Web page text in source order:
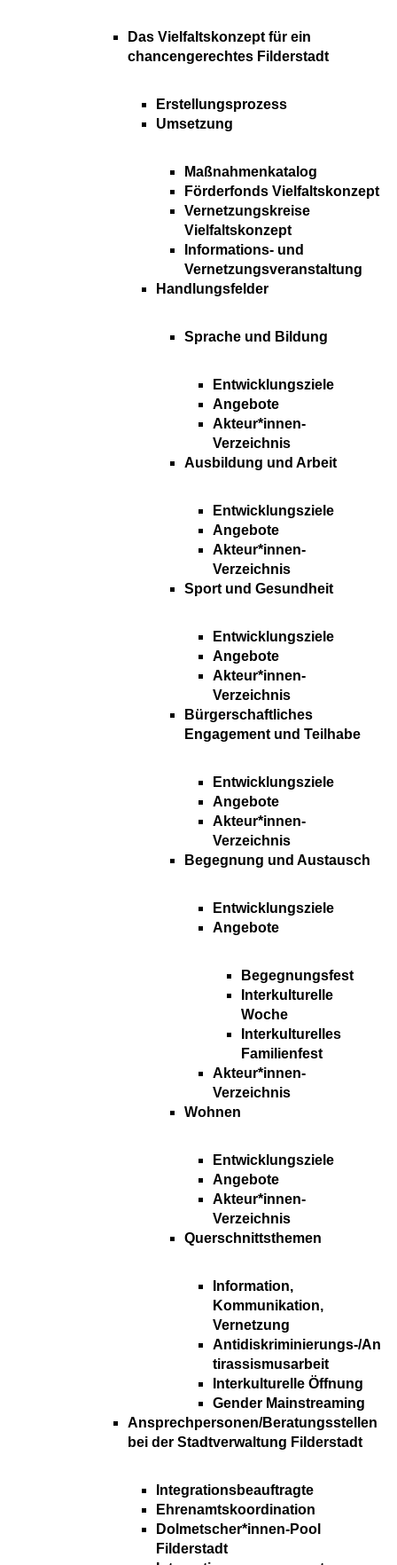
Das Vielfaltskonzept für ein
chancengerechtes Filderstadt
Erstellungsprozess
Umsetzung
Maßnahmenkatalog
Förderfonds Vielfaltskonzept
Vernetzungskreise
Vielfaltskonzept
Informations- und
Vernetzungsveranstaltung
Handlungsfelder
Sprache und Bildung
Entwicklungsziele
Angebote
Akteur*innen-
Verzeichnis
Ausbildung und Arbeit
Entwicklungsziele
Angebote
Akteur*innen-
Verzeichnis
Sport und Gesundheit
Entwicklungsziele
Angebote
Akteur*innen-
Verzeichnis
Bürgerschaftliches
Engagement und Teilhabe
Entwicklungsziele
Angebote
Akteur*innen-
Verzeichnis
Begegnung und Austausch
Entwicklungsziele
Angebote
Begegnungsfest
Interkulturelle
Woche
Interkulturelles
Familienfest
Akteur*innen-
Verzeichnis
Wohnen
Entwicklungsziele
Angebote
Akteur*innen-
Verzeichnis
Querschnittsthemen
Information,
Kommunikation,
Vernetzung
Antidiskriminierungs-/An
tirassismusarbeit
Interkulturelle Öffnung
Gender Mainstreaming
Ansprechpersonen/Beratungsstellen
bei der Stadtverwaltung Filderstadt
Integrationsbeauftragte
Ehrenamtskoordination
Dolmetscher*innen-Pool
Filderstadt